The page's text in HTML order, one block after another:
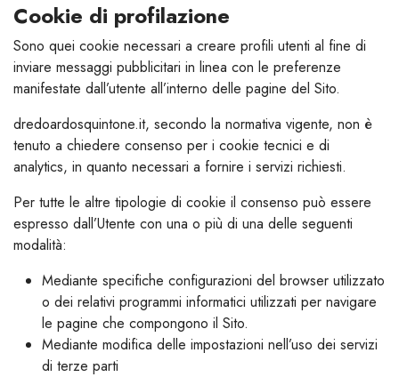
Cookie di profilazione
Sono quei cookie necessari a creare profili utenti al fine di
inviare messaggi pubblicitari in linea con le preferenze
manifestate dall’utente all’interno delle pagine del Sito.
dredoardosquintone.it, secondo la normativa vigente, non è
tenuto a chiedere consenso per i cookie tecnici e di
analytics, in quanto necessari a fornire i servizi richiesti.
Per tutte le altre tipologie di cookie il consenso può essere
espresso dall’Utente con una o più di una delle seguenti
modalità:
Mediante specifiche configurazioni del browser utilizzato
o dei relativi programmi informatici utilizzati per navigare
le pagine che compongono il Sito.
Mediante modifica delle impostazioni nell’uso dei servizi
di terze parti